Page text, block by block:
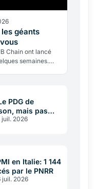
géants
Chain ont lancé
semaines.
PDG de
mais pas
juil. 2026
en Italie: 1 144
par le PNRR
juil. 2026